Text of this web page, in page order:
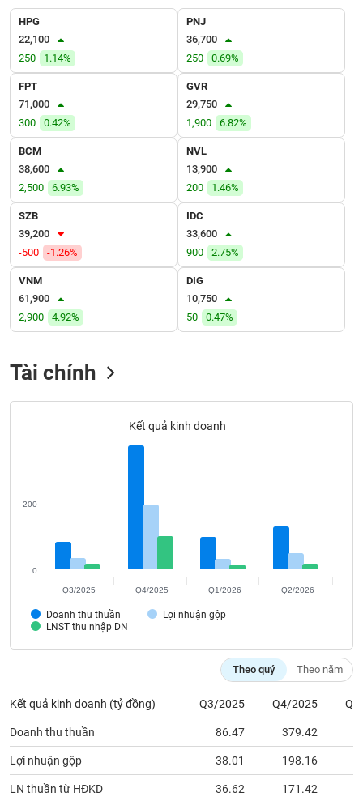
HPG
22,100
250
1.14%
PNJ
36,700
250
0.69%
FPT
71,000
300
0.42%
GVR
29,750
1,900
6.82%
BCM
38,600
2,500
6.93%
NVL
13,900
200
1.46%
SZB
39,200
-500
-1.26%
IDC
33,600
900
2.75%
VNM
61,900
2,900
4.92%
DIG
10,750
50
0.47%
Tài chính
Kết quả kinh doanh
Doanh thu thuần
Lợi nhuận gộp
LNST thu nhập DN
0
200
Q3/2025 Q4/2025 Q1/2026 Q2/2026
Theo quý Theo năm
Kết quả kinh doanh (tỷ đồng) Q3/2025 Q4/2025
Doanh thu thuần 86.47 379.42
Lợi nhuận gộp 38.01 198.16
LN thuần từ HĐKD 36.62 171.42
VỤ
TRUYỀN
THÔNG
TIỆN
ÍCH
BẤT
ĐỘNG
SẢN
Mã
chứng
khoán
(-)
Tất cả Cổ phiếu
của
tác
Báo
cáo
phân
tích
(-)